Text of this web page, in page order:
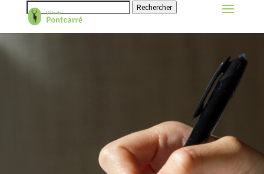
Rechercher